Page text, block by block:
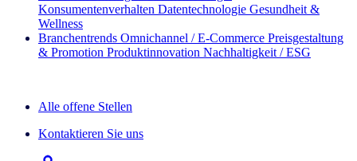
Konsumentenverhalten Datentechnologie Gesundheit &
Wellness
Branchentrends Omnichannel / E‑Commerce Preisgestaltung
& Promotion Produktinnovation Nachhaltigkeit / ESG
Alle offene Stellen
Kontaktieren Sie uns